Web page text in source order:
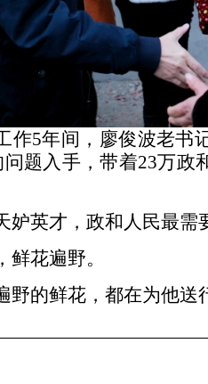
作5年间，廖俊波老书
题入手，带着23万政
妒英才，政和人民最
鲜花遍野。
野的鲜花，都在为他